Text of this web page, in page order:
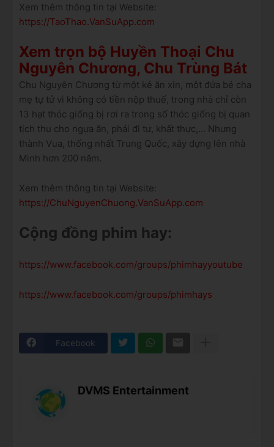
Xem thêm thông tin tại Website:
https://TaoThao.VanSuApp.com
Xem trọn bộ Huyền Thoại Chu
Nguyên Chương, Chu Trùng Bát
Chu Nguyên Chương từ một kẻ ăn xin, một đứa bé cha
mẹ tự tử vì không có tiền nộp thuế, trong nhà chỉ còn
13 hạt thóc giống bị rơi ra trong số thóc giống bị quan
tịch thu cho ngựa ăn, phải đi tư, khất thực,... Nhưng
thành Vua, thống nhất Trung Quốc, xây dựng lên nhà
Minh hơn 200 năm.
Xem thêm thông tin tại Website:
https://ChuNguyenChuong.VanSuApp.com
Cộng đồng phim hay:
https://www.facebook.com/groups/phimhayyoutube
https://www.facebook.com/groups/phimhays
Facebook
DVMS Entertainment